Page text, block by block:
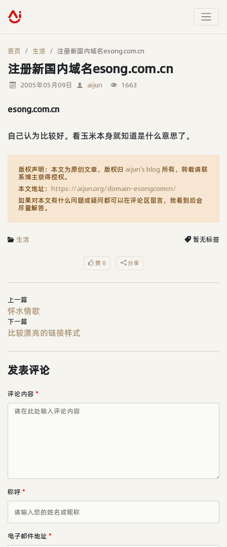
首页 生活 注册新国内域名esong.com.cn
注册新国内域名esong.com.cn
2005年05月09日 aijun 1663
esong.com.cn
自己认为比较好。看玉米本身就知道是什么意思了。
版权声明：本文为原创文章，版权归 aijun's blog 所有，转载请联
系博主获得授权。
本文地址： https://aijun.org/domain-esongcomcn/
如果对本文有什么问题或疑问都可以在评论区留言，我看到后会
尽量解答。
生活 暂无标签
赞 0 分享
上一篇
怀水情歌
下一篇
比较漂亮的链接样式
发表评论
评论内容 *
称呼*
电子邮件地址 *